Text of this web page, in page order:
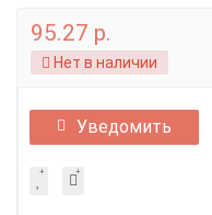
95.27 р.
Нет в наличии
Уведомить